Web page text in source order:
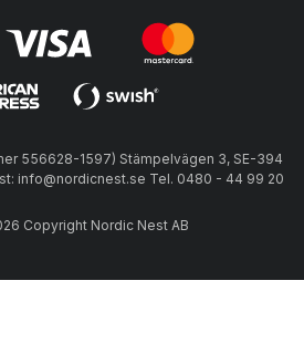
556628-1597) Stämpelvägen 3, SE-394
info@nordicnest.se Tel. 0480 - 44 99 20
Copyright Nordic Nest AB